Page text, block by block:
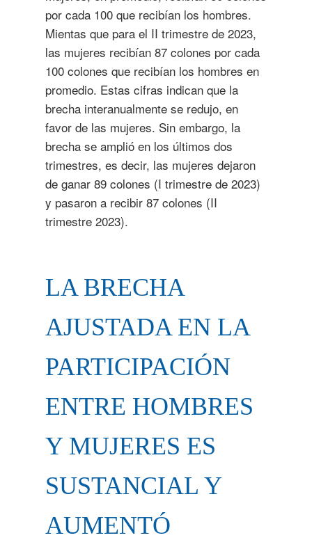
por cada 100 que recibían los hombres.
Mientas que para el II trimestre de 2023,
las mujeres recibían 87 colones por cada
100 colones que recibían los hombres en
promedio. Estas cifras indican que la
brecha interanualmente se redujo, en
favor de las mujeres. Sin embargo, la
brecha se amplió en los últimos dos
trimestres, es decir, las mujeres dejaron
de ganar 89 colones (I trimestre de 2023)
y pasaron a recibir 87 colones (II
trimestre 2023).
LA BRECHA
AJUSTADA EN LA
PARTICIPACIÓN
ENTRE HOMBRES
Y MUJERES ES
SUSTANCIAL Y
AUMENTÓ